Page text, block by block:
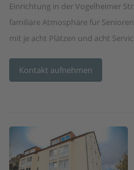
Einrichtung in der Vogelheimer
familiäre Atmosphäre für
mit je acht Plätzen und acht
Kontakt aufnehmen